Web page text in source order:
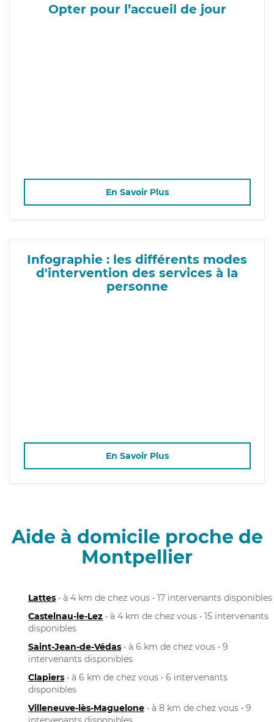
Opter pour l’accueil de jour
En Savoir Plus
Infographie : les différents modes
d'intervention des services à la
personne
En Savoir Plus
Aide à domicile proche de
Montpellier
Lattes • à 4 km de chez vous • 17 intervenants disponibles
Castelnau-le-Lez • à 4 km de chez vous • 15 intervenants
disponibles
Saint-Jean-de-Védas • à 6 km de chez vous • 9
intervenants disponibles
Clapiers • à 6 km de chez vous • 6 intervenants
disponibles
Villeneuve-lès-Maguelone • à 8 km de chez vous • 9